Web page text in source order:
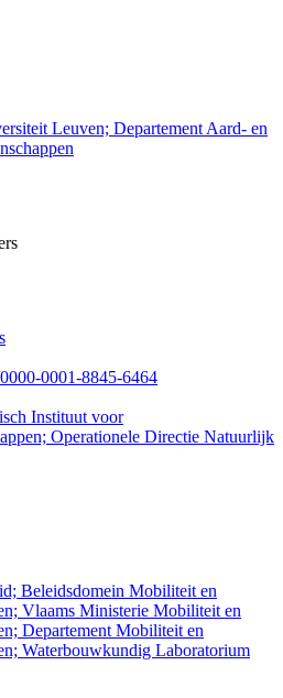
Leuven; Departement Aard- en
0001-8845-6464
Instituut voor
Operationele Directie Natuurlijk
Beleidsdomein Mobiliteit en
Vlaams Ministerie Mobiliteit en
Departement Mobiliteit en
Waterbouwkundig Laboratorium